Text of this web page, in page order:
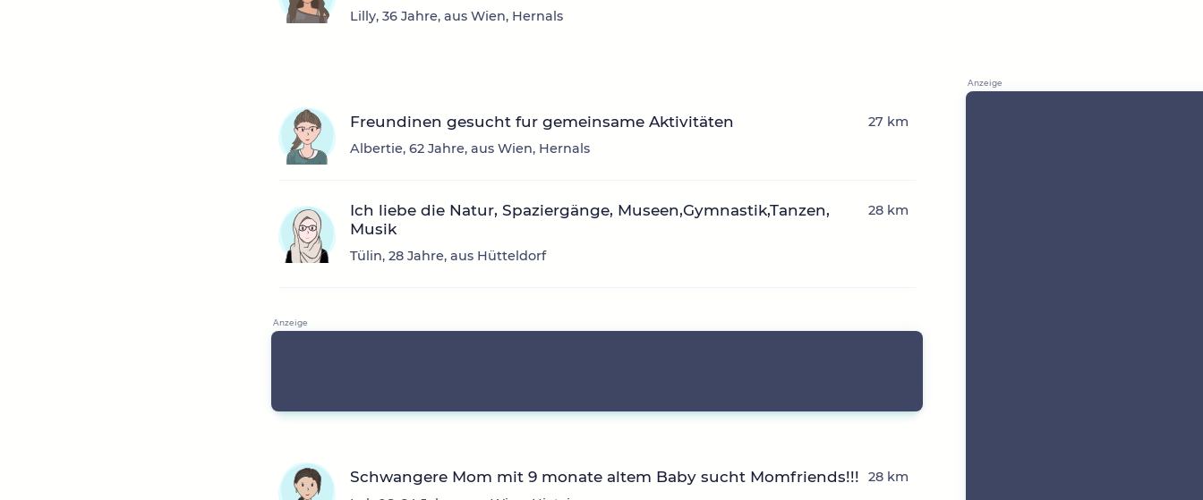
Lilly, 36 Jahre, aus Wien, Hernals
Freundinen gesucht fur gemeinsame Aktivitäten
Albertie, 62 Jahre, aus Wien, Hernals
27 km
Ich liebe die Natur, Spaziergänge, Museen,Gymnastik,Tanzen,
Musik
Tülin, 28 Jahre, aus Hütteldorf
28 km
Schwangere Mom mit 9 monate altem Baby sucht Momfriends!!! 28 km